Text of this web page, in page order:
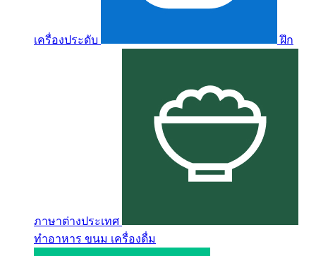
เครื่องประดับ ฝึก
ภาษาต่างประเทศ
ทำอาหาร ขนม เครื่องดื่ม